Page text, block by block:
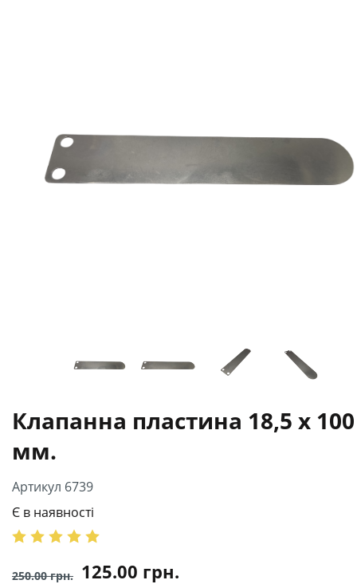
Клапанна пластина 18,5 х 100
мм.
Артикул 6739
Є в наявності
250.00грн. 125.00 грн.